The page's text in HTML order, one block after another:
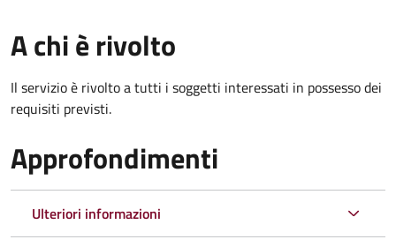
A chi è rivolto
Il servizio è rivolto a tutti i soggetti interessati in possesso dei
requisiti previsti.
Approfondimenti
Ulteriori informazioni